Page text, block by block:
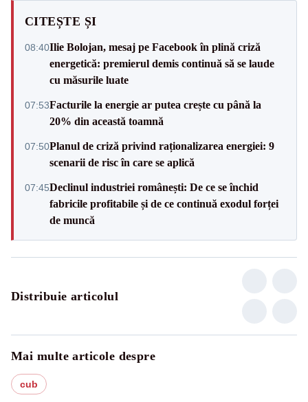
CITEȘTE ȘI
08:40Ilie Bolojan, mesaj pe Facebook în plină criză
energetică: premierul demis continuă să se laude
cu măsurile luate
07:53Facturile la energie ar putea crește cu până la
20% din această toamnă
07:50Planul de criză privind raționalizarea energiei: 9
scenarii de risc în care se aplică
07:45Declinul industriei românești: De ce se închid
fabricile profitabile și de ce continuă exodul forței
de muncă
Distribuie articolul
Mai multe articole despre
cub